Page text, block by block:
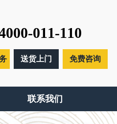
011-110
送货上门 免费咨询
联系我们